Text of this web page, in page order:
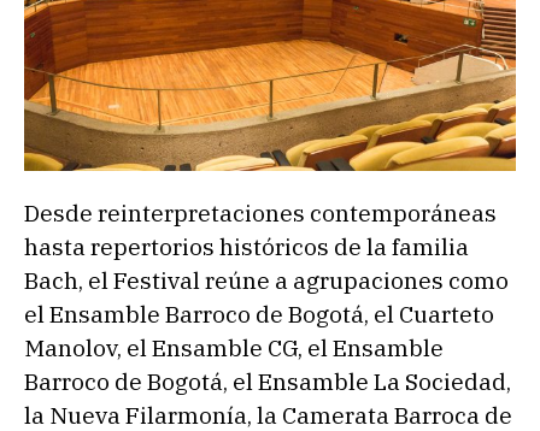
Desde reinterpretaciones contemporáneas
hasta repertorios históricos de la familia
Bach, el Festival reúne a agrupaciones como
el Ensamble Barroco de Bogotá, el Cuarteto
Manolov, el Ensamble CG, el Ensamble
Barroco de Bogotá, el Ensamble La Sociedad,
la Nueva Filarmonía, la Camerata Barroca de